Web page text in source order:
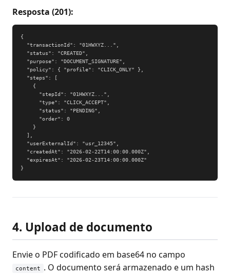
Resposta (201):
{
  "transactionId": "01HWXYZ...",
  "status": "CREATED",
  "purpose": "DOCUMENT_SIGNATURE",
  "policy": { "profile": "CLICK_ONLY" },
  "steps": [
    {
      "stepId": "01HWXYZ...",
      "type": "CLICK_ACCEPT",
      "status": "PENDING",
      "order": 0
    }
  ],
  "userExternalId": "usr_12345",
  "createdAt": "2026-02-22T14:00:00.000Z",
  "expiresAt": "2026-02-23T14:00:00.000Z"
}
4. Upload de documento
Envie o PDF codificado em base64 no campo
content . O documento será armazenado e um hash